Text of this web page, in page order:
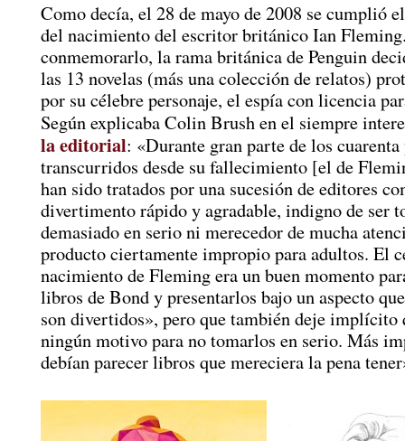
Como decía, el 28 de mayo de 2008 se cumplió
del nacimiento del escritor británico Ian
conmemorarlo, la rama británica de Penguin
las 13 novelas (más una colección de relatos)
por su célebre personaje, el espía con licencia
Según explicaba Colin Brush en el siempre
la editorial: «Durante gran parte de los
transcurridos desde su fallecimiento [el de
han sido tratados por una sucesión de editores
divertimento rápido y agradable, indigno de ser
demasiado en serio ni merecedor de mucha
producto ciertamente impropio para adultos. El
nacimiento de Fleming era un buen momento
libros de Bond y presentarlos bajo un aspecto
son divertidos», pero que también deje implícito
ningún motivo para no tomarlos en serio. Más
debían parecer libros que mereciera la pena